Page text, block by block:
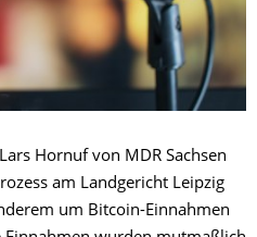
Hornuf von MDR Sachsen
am Landgericht Leipzig
um Bitcoin-Einnahmen